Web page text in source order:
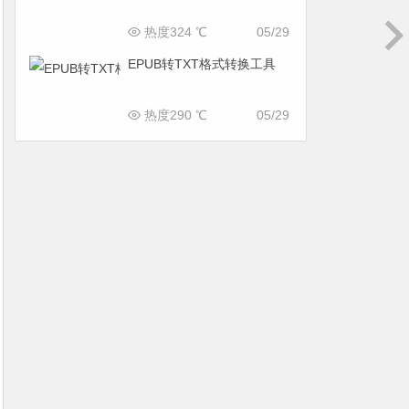
05/29
热度324 ℃
EPUB转TXT格式转换工具
05/29
热度290 ℃